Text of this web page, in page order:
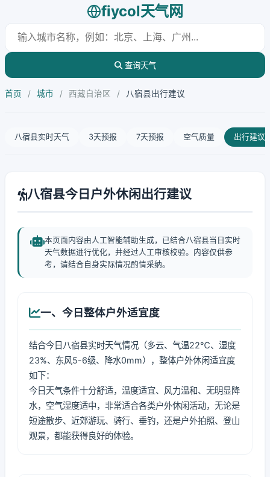
fiycol天气网
查询天气
首页 / 城市 / 西藏自治区 / 八宿县出行建议
八宿县实时天气 3天预报 7天预报 空气质量 出行建议
八宿县今日户外休闲出行建议
本页面内容由人工智能辅助生成，已结合八宿县当日实时
天气数据进行优化，并经过人工审核校验。内容仅供参
考，请结合自身实际情况酌情采纳。
一、今日整体户外适宜度
结合今日八宿县实时天气情况（多云、气温22℃、湿度
23%、东风5-6级、降水0mm），整体户外休闲适宜度
如下：
今日天气条件十分舒适，温度适宜、风力温和、无明显降
水，空气湿度适中，非常适合各类户外休闲活动，无论是
短途散步、近郊游玩、骑行、垂钓，还是户外拍照、登山
观景，都能获得良好的体验。